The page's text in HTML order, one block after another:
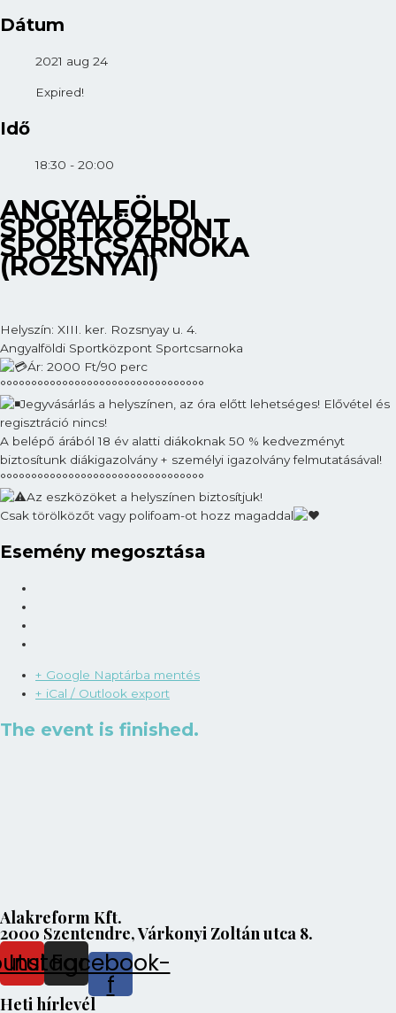
Dátum
2021 aug 24
Expired!
Idő
18:30 - 20:00
ANGYALFÖLDI
SPORTKÖZPONT
SPORTCSARNOKA
(ROZSNYAI)
Helyszín: XIII. ker. Rozsnyay u. 4.
Angyalföldi Sportközpont Sportcsarnoka
Ár: 2000 Ft/90 perc
°°°°°°°°°°°°°°°°°°°°°°°°°°°°°°°°°
Jegyvásárlás a helyszínen, az óra előtt lehetséges! Elővétel és
regisztráció nincs!
A belépő árából 18 év alatti diákoknak 50 % kedvezményt
biztosítunk diákigazolvány + személyi igazolvány felmutatásával!
°°°°°°°°°°°°°°°°°°°°°°°°°°°°°°°°°
Az eszközöket a helyszínen biztosítjuk!
Csak törölközőt vagy polifoam-ot hozz magaddal
Esemény megosztása
+ Google Naptárba mentés
+ iCal / Outlook export
The event is finished.
Alakreform Kft.
2000 Szentendre, Várkonyi Zoltán utca 8.
Instagram
Facebook-
f
Heti hírlevél